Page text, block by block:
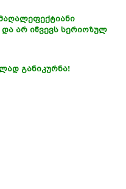
არ იწვევს სერიოზულ
განიკურნა!